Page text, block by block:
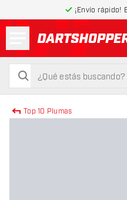
¡Envío rápido!
volver a
buscar
buscar
Top 10 Plumas